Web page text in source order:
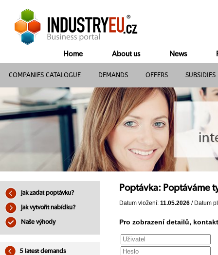
Home About us News
COMPANIES CATALOGUE DEMANDS OFFERS SUBSIDIES
Jak zadat poptávku?
Jak vytvořit nabídku?
Naše výhody
5 latest demands
Poptávka: Poptáváme
Datum vložení: 11.05.2026 / Datum
Pro zobrazení detailů,